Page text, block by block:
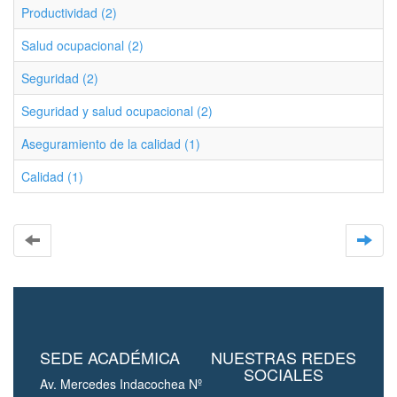
Productividad (2)
Salud ocupacional (2)
Seguridad (2)
Seguridad y salud ocupacional (2)
Aseguramiento de la calidad (1)
Calidad (1)
SEDE ACADÉMICA
Av. Mercedes Indacochea Nº
NUESTRAS REDES
SOCIALES